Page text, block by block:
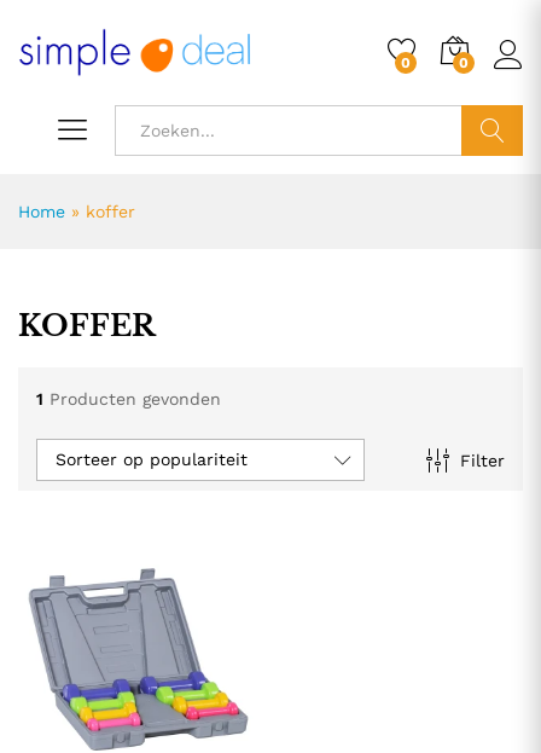
0 0
Home » koffer
KOFFER
1 Producten gevonden
Filter
Sorteer op populariteit